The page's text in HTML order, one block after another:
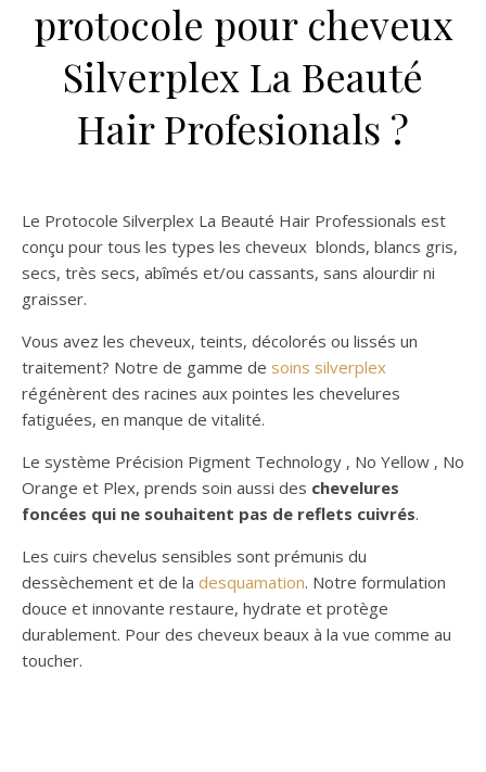
protocole pour cheveux
Silverplex La Beauté
Hair Profesionals ?
Le Protocole Silverplex La Beauté Hair Professionals est
conçu pour tous les types les cheveux blonds, blancs gris,
secs, très secs, abîmés et/ou cassants, sans alourdir ni
graisser.
Vous avez les cheveux, teints, décolorés ou lissés un
traitement? Notre de gamme de soins silverplex
régénèrent des racines aux pointes les chevelures
fatiguées, en manque de vitalité.
Le système Précision Pigment Technology , No Yellow , No
Orange et Plex, prends soin aussi des chevelures
foncées qui ne souhaitent pas de reflets cuivrés.
Les cuirs chevelus sensibles sont prémunis du
dessèchement et de la desquamation. Notre formulation
douce et innovante restaure, hydrate et protège
durablement. Pour des cheveux beaux à la vue comme au
toucher.